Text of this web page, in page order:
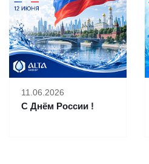
11.06.2026
С Днём России !